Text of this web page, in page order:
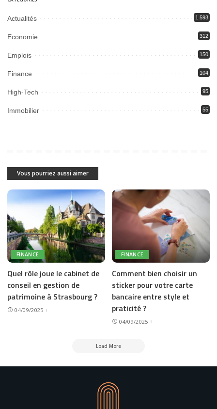
Actualités 1 593
Economie 312
Emplois 150
Finance 104
High-Tech 95
Immobilier 55
Vous pourriez aussi aimer
FINANCE
Quel rôle joue le cabinet de
conseil en gestion de
patrimoine à Strasbourg ?
04/09/2025
FINANCE
Comment bien choisir un
sticker pour votre carte
bancaire entre style et
praticité ?
04/09/2025
Load More